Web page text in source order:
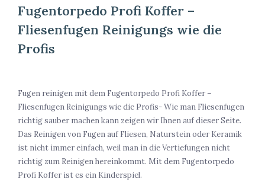
Fugentorpedo Profi Koffer –
Fliesenfugen Reinigungs wie die
Profis
Fugen reinigen mit dem Fugentorpedo Profi Koffer –
Fliesenfugen Reinigungs wie die Profis- Wie man Fliesenfugen
richtig sauber machen kann zeigen wir Ihnen auf dieser Seite.
Das Reinigen von Fugen auf Fliesen, Naturstein oder Keramik
ist nicht immer einfach, weil man in die Vertiefungen nicht
richtig zum Reinigen hereinkommt. Mit dem Fugentorpedo
Profi Koffer ist es ein Kinderspiel.